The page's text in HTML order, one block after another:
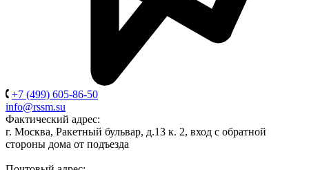
+7 (499) 605-86-50
info@rssm.su
Фактический адрес:
г. Москва, Ракетный бульвар, д.13 к. 2, вход с обратной
стороны дома от подъезда